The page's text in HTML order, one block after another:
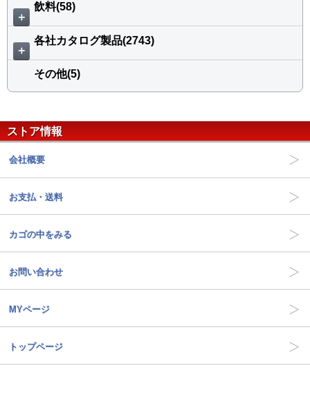
＋
飲料(58)
＋
各社カタログ製品(2743)
その他(5)
ストア情報
会社概要
お支払・送料
カゴの中をみる
お問い合わせ
MYページ
トップページ